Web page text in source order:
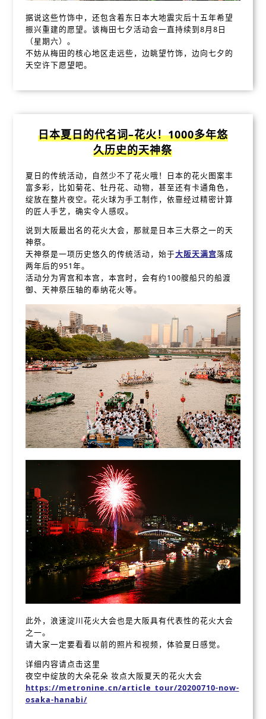
据说这些竹饰中，还包含着东日本大地震灾后十五年希望
振兴重建的愿望。该梅田七夕活动会一直持续到8月8日
（星期六）。
不妨从梅田的核心地区走远些，边眺望竹饰，边向七夕的
天空许下愿望吧。
日本夏日的代名词–花火！1000多年悠
久历史的天神祭
夏日的传统活动，自然少不了花火哦！日本的花火图案丰
富多彩，比如菊花、牡丹花、动物，甚至还有卡通角色，
绽放在整片夜空。花火球为手工制作，依靠经过精密计算
的匠人手艺，确实令人感叹。
说到大阪最出名的花火大会，那就是日本三大祭之一的天
神祭。
天神祭是一项历史悠久的传统活动，始于大阪天满宫落成
两年后的951年。
活动分为宵宫和本宫，本宫时，会有约100艘船只的船渡
御、天神祭压轴的奉纳花火等。
此外，浪速淀川花火大会也是大阪具有代表性的花火大会
之一。
请大家一定要看看以前的照片和视频，体验夏日感觉。
详细内容请点击这里
夜空中绽放的大朵花朵 妆点大阪夏天的花火大会
https://metronine.cn/article_tour/20200710-now-
osaka-hanabi/